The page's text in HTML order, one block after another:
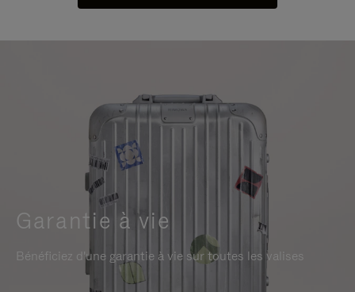
Garantie à vie
Bénéficiez d'une garantie à vie sur toutes les valises